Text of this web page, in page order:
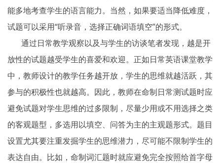
能多地考查学生的语言能力。当然，如果要适当降低难度，
试题可以采用“听录音，选择正确词语填空”的形式。
通过日常教学观察以及与学生的访谈笔者发现，越是开
放性的试题越受学生的喜爱和欢迎。正如日常英语课堂教学
中，教师设计的教学任务越开放，学生的思维就越活跃，其
参与的积极性也就越高。因此，教师在命制日常测试题时应
避免试题对学生思维的过多限制，尽量少用或不用选择之类
的客观题型，多选用以填空、问答为主的主观题形式。题目
设置尤其要注重发掘学生的思维潜力，尽可能不限制学生的
表达自由。比如，命制词汇题时就应避免完全按照给首字母